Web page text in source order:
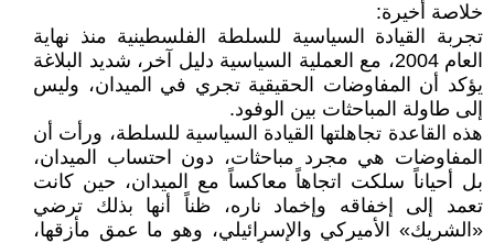
خلاصة أخيرة:
تجربة القيادة السياسية للسلطة الفلسطينية منذ نهاية
العام 2004، مع العملية السياسية دليل آخر، شديد البلاغة
يؤكد أن المفاوضات الحقيقية تجري في الميدان، وليس
إلى طاولة المباحثات بين الوفود.
هذه القاعدة تجاهلتها القيادة السياسية للسلطة، ورأت أن
المفاوضات هي مجرد مباحثات، دون احتساب الميدان،
بل أحياناً سلكت اتجاهاً معاكساً مع الميدان، حين كانت
تعمد إلى إخفاقه وإخماد ناره، ظناً أنها بذلك ترضي
«الشريك» الأميركي والإسرائيلي، وهو ما عمق مأزقها،